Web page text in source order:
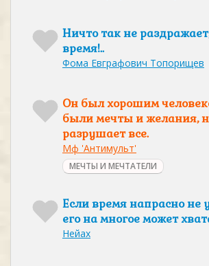
Ничто так не
время!..
Фома Евграфович Топорищев
Он был хорошим
были мечты и желания,
разрушает все.
Мф 'Антимульт'
МЕЧТЫ И МЕЧТАТЕЛИ
Если время напрасно не
его на многое может
Нейах